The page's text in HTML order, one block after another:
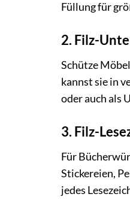
Füllung für
2. Filz-
Schütze
kannst sie in
oder auch als
3. Filz-
Für
Stickereien,
jedes